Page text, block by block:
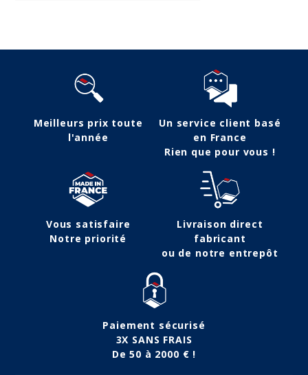
Meilleurs prix toute
l'année
Un service client basé
en France
Rien que pour vous !
Vous satisfaire
Notre priorité
Livraison direct
fabricant
ou de notre entrepôt
Paiement sécurisé
3X SANS FRAIS
De 50 à 2000 € !